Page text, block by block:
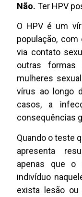
Não. Ter HPV
O HPV é um
população,
via contato
outras
mulheres
vírus ao longo
casos, a
consequências
Quando o teste
apresenta
apenas que o
indivíduo
exista lesão